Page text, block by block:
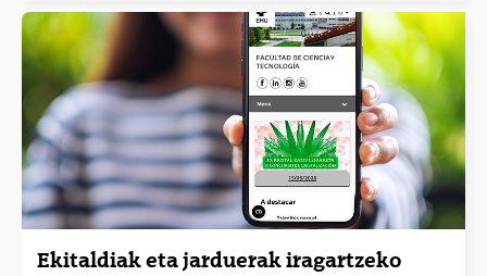
Ekitaldiak eta jarduerak iragartzeko